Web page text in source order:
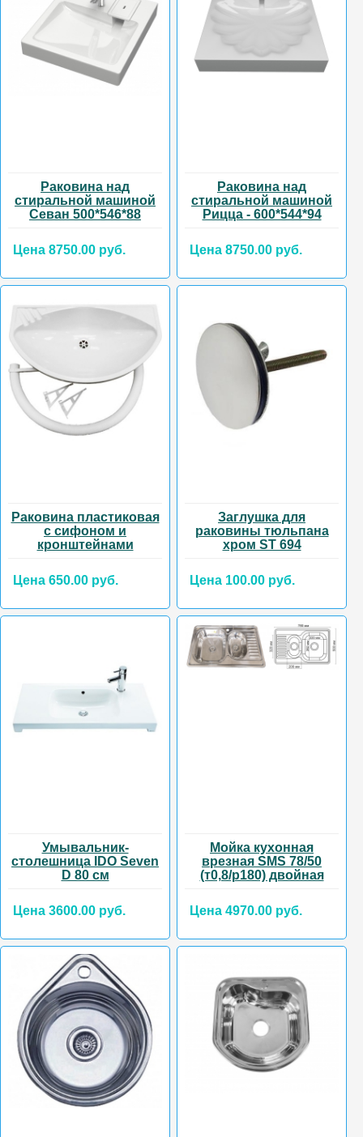
Раковина над
стиральной машиной
Севан 500*546*88
Цена 8750.00 руб.
Раковина над
стиральной машиной
Рицца - 600*544*94
Цена 8750.00 руб.
Раковина пластиковая
с сифоном и
кронштейнами
Цена 650.00 руб.
Заглушка для
раковины тюльпана
хром ST 694
Цена 100.00 руб.
Умывальник-
столешница IDO Seven
D 80 см
Цена 3600.00 руб.
Мойка кухонная
врезная SMS 78/50
(т0,8/р180) двойная
Цена 4970.00 руб.